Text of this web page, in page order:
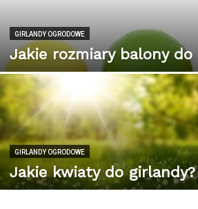
GIRLANDY OGRODOWE
Jakie rozmiary balony do
GIRLANDY OGRODOWE
Jakie kwiaty do girlandy?